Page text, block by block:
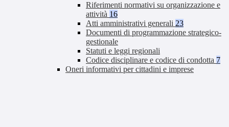
Riferimenti normativi su organizzazione e
attività 16
Atti amministrativi generali 23
Documenti di programmazione strategico-
gestionale
Statuti e leggi regionali
Codice disciplinare e codice di condotta 7
Oneri informativi per cittadini e imprese